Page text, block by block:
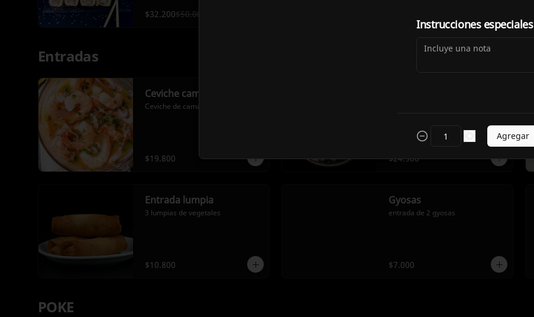
bocados Rio Negro relleno de
calamar tempura, queso crema,
$32.200$50.000
Entradas
Ceviche camarón
Ceviche de camarón.
$19.800 $24.900
Entrada lumpia
3 lumpias de vegetales
$10.800
Gyosas
entrada de 2 gyosas
$7.000
POKE
Instrucciones especiales
Agregar